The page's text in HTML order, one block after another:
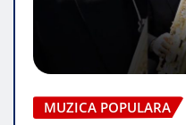
MUZICA POPULARA